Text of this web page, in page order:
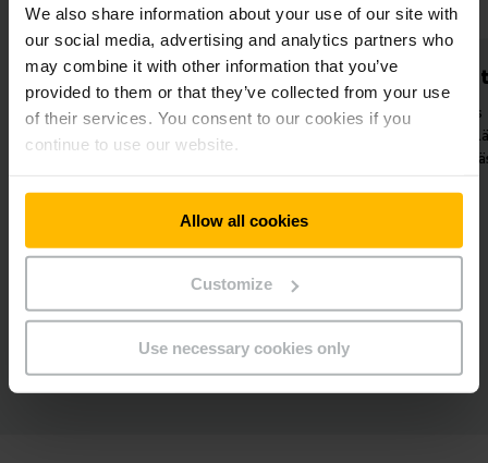
We also share information about your use of our site with
our social media, advertising and analytics partners who
may combine it with other information that you’ve
provided to them or that they’ve collected from your use
of their services. You consent to our cookies if you
continue to use our website.
Allow all cookies
Customize
Use necessary cookies only
Saumattomat prosessit
Parempi yhteys tuotannon ja
varaston välillä nopeuttaa
Erilaisten
käsittely,
yksilöllinen